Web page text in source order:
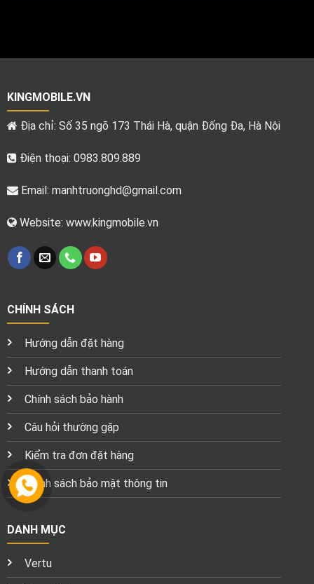
KINGMOBILE.VN
Địa chỉ: Số 35 ngõ 173 Thái Hà, quận Đống Đa, Hà Nội
Điện thoại: 0983.809.889
Email: manhtruonghd@gmail.com
Website: www.kingmobile.vn
CHÍNH SÁCH
Hướng dẫn đặt hàng
Hướng dẫn thanh toán
Chính sách bảo hành
Câu hỏi thường gặp
Kiểm tra đơn đặt hàng
Chính sách bảo mật thông tin
DANH MỤC
Vertu